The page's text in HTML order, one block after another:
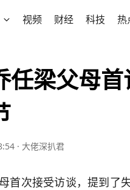
视频 财经 科技 热
任梁父母
· 大佬深扒君
首次接受访谈，提到了